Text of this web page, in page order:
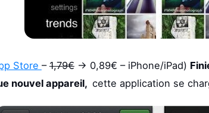
Store –1,79€-> 0,89€ – iPhone/iPad)
nouvel appareil, cette application se